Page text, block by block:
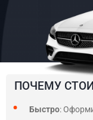
ПОЧЕМУ
Быстро: